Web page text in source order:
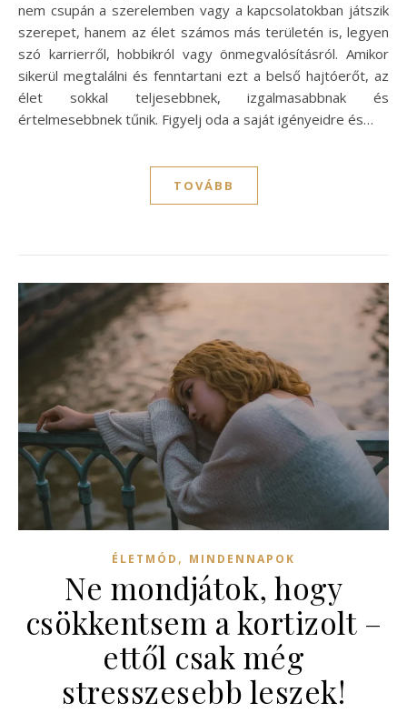
nem csupán a szerelemben vagy a kapcsolatokban játszik
szerepet, hanem az élet számos más területén is, legyen
szó karrierről, hobbikról vagy önmegvalósításról. Amikor
sikerül megtalálni és fenntartani ezt a belső hajtóerőt, az
élet sokkal teljesebbnek, izgalmasabbnak és
értelmesebbnek tűnik. Figyelj oda a saját igényeidre és…
TOVÁBB
ÉLETMÓD , MINDENNAPOK
Ne mondjátok, hogy
csökkentsem a kortizolt –
ettől csak még
stresszesebb leszek!